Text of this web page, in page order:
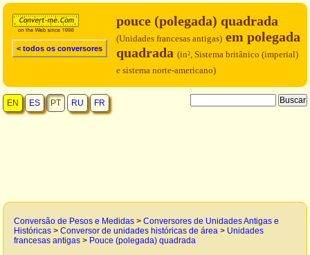
< todos os conversores
pouce (polegada) quadrada
(Unidades francesas antigas) em polegada
quadrada (in², Sistema britânico (imperial)
e sistema norte-americano)
EN ES PT RU FR
Conversão de Pesos e Medidas > Conversores de Unidades Antigas e
Históricas > Conversor de unidades históricas de área > Unidades
francesas antigas > Pouce (polegada) quadrada